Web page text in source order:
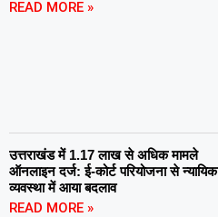
READ MORE »
उत्तराखंड में 1.17 लाख से अधिक मामले
ऑनलाइन दर्ज: ई-कोर्ट परियोजना से न्यायिक
व्यवस्था में आया बदलाव
READ MORE »